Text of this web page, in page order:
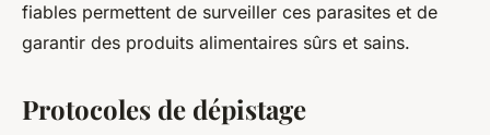
fiables permettent de surveiller ces parasites et de
garantir des produits alimentaires sûrs et sains.
Protocoles de dépistage